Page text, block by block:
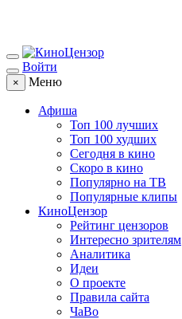
Войти
× Меню
Афиша
Топ 100 лучших
Топ 100 худших
Сегодня в кино
Скоро в кино
Популярно на ТВ
Популярные клипы
КиноЦензор
Рейтинг цензоров
Интересно зрителям
Аналитика
Идеи
О проекте
Правила сайта
ЧаВо